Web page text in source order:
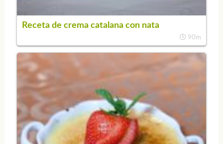
Receta de crema catalana con nata
90m